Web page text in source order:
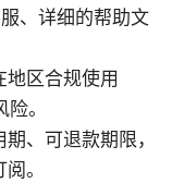
、详细的帮助文
区合规使用
。
、可退款期限，
。